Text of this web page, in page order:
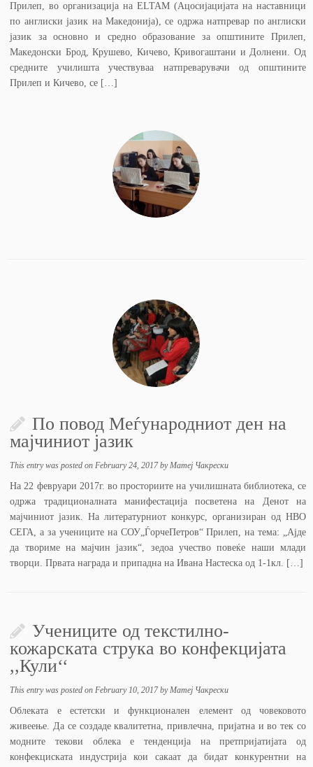
Прилеп, во организација на ELTAM (Ацосијацијата на наставници
по англиски јазик на Мaкедонија), се одржа натпревар по англиски
јазик за основно и средно образование за општините Прилеп,
Македонски Брод, Крушево, Кичево, Кривогаштани и Долнени. Од
средните училишта учествуваа натпреварувачи од општините
Прилеп и Кичево, се […]
По повод Меѓународниот ден на
мајчиниот јазик
This entry was posted onFebruary 24, 2017 byМатеј Чакрески
На 22 февруари 2017г. во просториите на училишната библиотека, се
одржа традиционалната манифестација посветена на Денот на
мајчиниот јазик. На литературниот конкурс, организиран од НВО
СЕГА, а за учениците на СОУ„ЃорчеПетров“ Прилеп, на тема: „Ајде
да твориме на мајчин јазик“, зедоа учество повеќе наши млади
творци. Првата награда и припадна на Ивана Настеска од 1-1кл. […]
Учениците од текстилно-
кожарската струка во конфекцијата
,,Кули‘‘
This entry was posted onFebruary 10, 2017 byМатеј Чакрески
Облеката е естетски и функционален елемент од човековото
живеење. Да се создаде квалитетна, привлечна, пријатна и во тек со
модните текови облека е тенденција на претпријатијата од
конфекциската индустрија кои сакаат да бидат конкурентни на